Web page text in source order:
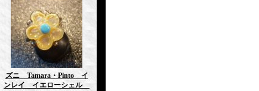
ズニ Tamara・Pinto イ
ンレイ イエローシェル